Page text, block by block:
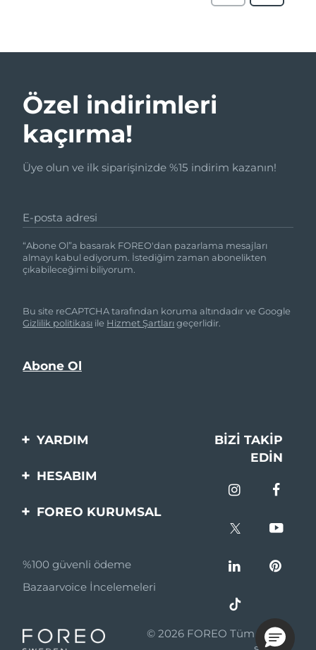
Özel indirimleri
kaçırma!
Üye olun ve ilk siparişinizde %15 indirim kazanın!
E-posta adresi
“Abone Ol”a basarak FOREO'dan pazarlama mesajları
almayı kabul ediyorum. İstediğim zaman abonelikten
çıkabileceğimi biliyorum.
Bu site reCAPTCHA tarafından koruma altındadır ve Google
Gizlilik politikası ile Hizmet Şartlarıgeçerlidir.
YARDIM
Bi̇zi̇mle İleti̇şi̇me Geçi̇n
BIZI TAKIP
EDIN
HESABIM
Ürün Kaydı
FOREO KURUMSAL
Ortaklik Programi
Ortaklık haberleri
%100 güvenli ödeme
Bazaarvoice İncelemeleri
© 2026 FOREO Tüm hakları